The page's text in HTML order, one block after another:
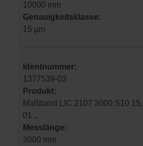
10000 mm
Genauigkeitsklasse:
15 µm
Identnummer:
1377539-03
Produkt:
Maßband LIC 2107 3000 S10 15,0 110,000 OK
01 ..
Messlänge:
3000 mm